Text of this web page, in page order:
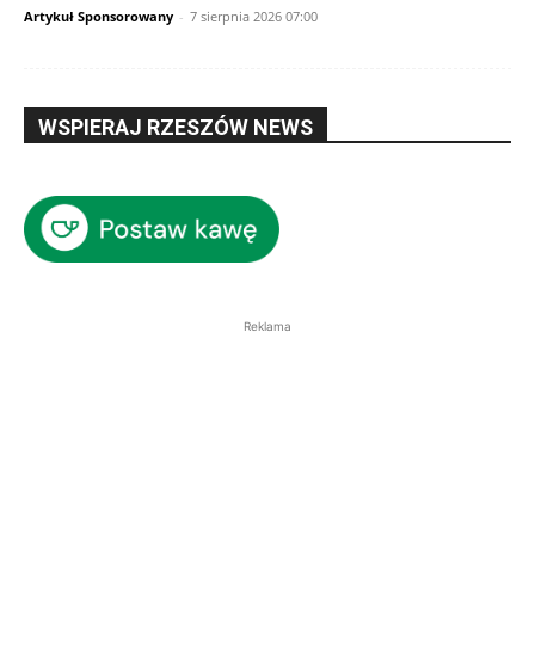
Artykuł Sponsorowany - 7 sierpnia 2026 07:00
WSPIERAJ RZESZÓW NEWS
Reklama